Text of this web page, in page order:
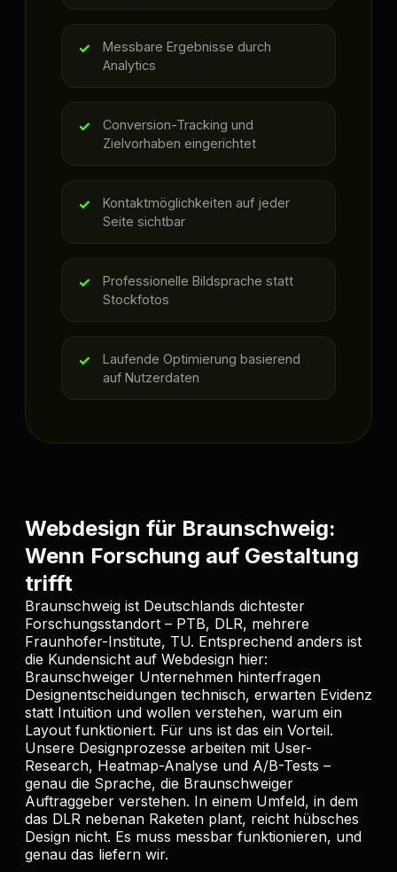
Messbare Ergebnisse durch
Analytics
Conversion-Tracking und
Zielvorhaben eingerichtet
Kontaktmöglichkeiten auf jeder
Seite sichtbar
Professionelle Bildsprache statt
Stockfotos
Laufende Optimierung basierend
auf Nutzerdaten
Webdesign für Braunschweig:
Wenn Forschung auf Gestaltung
trifft
Braunschweig ist Deutschlands dichtester
Forschungsstandort – PTB, DLR, mehrere
Fraunhofer-Institute, TU. Entsprechend anders ist
die Kundensicht auf Webdesign hier:
Braunschweiger Unternehmen hinterfragen
Designentscheidungen technisch, erwarten Evidenz
statt Intuition und wollen verstehen, warum ein
Layout funktioniert. Für uns ist das ein Vorteil.
Unsere Designprozesse arbeiten mit User-
Research, Heatmap-Analyse und A/B-Tests –
genau die Sprache, die Braunschweiger
Auftraggeber verstehen. In einem Umfeld, in dem
das DLR nebenan Raketen plant, reicht hübsches
Design nicht. Es muss messbar funktionieren, und
genau das liefern wir.